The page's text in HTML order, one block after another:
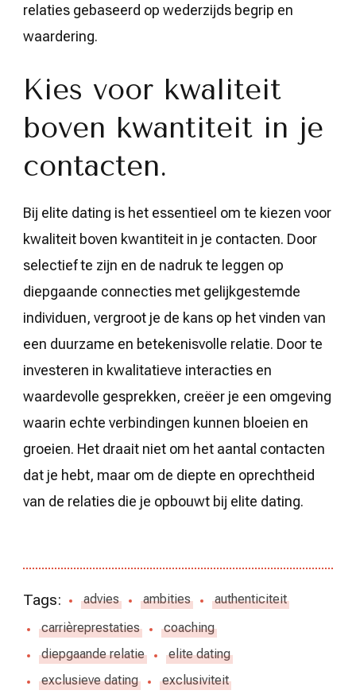
relaties gebaseerd op wederzijds begrip en
waardering.
Kies voor kwaliteit
boven kwantiteit in je
contacten.
Bij elite dating is het essentieel om te kiezen voor
kwaliteit boven kwantiteit in je contacten. Door
selectief te zijn en de nadruk te leggen op
diepgaande connecties met gelijkgestemde
individuen, vergroot je de kans op het vinden van
een duurzame en betekenisvolle relatie. Door te
investeren in kwalitatieve interacties en
waardevolle gesprekken, creëer je een omgeving
waarin echte verbindingen kunnen bloeien en
groeien. Het draait niet om het aantal contacten
dat je hebt, maar om de diepte en oprechtheid
van de relaties die je opbouwt bij elite dating.
Tags: advies ambities
authenticiteit
carrièreprestaties
coaching
diepgaande relatie
elite dating
exclusieve dating
exclusiviteit